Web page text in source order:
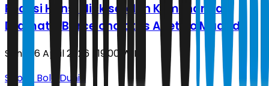
Reaksi Hansi Flick setelah Kemenangan
Dramatis Barcelona atas Atletico Madrid
Senin, 6 April 2026 | 19.00 WIB
Sepak Bola Dunia